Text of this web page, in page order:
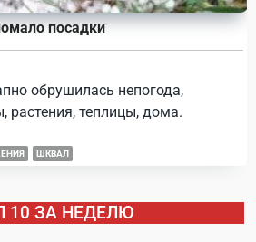
посадки
обрушилась непогода,
теплицы, дома.
ШКВАЛ
10 ЗА НЕДЕЛЮ